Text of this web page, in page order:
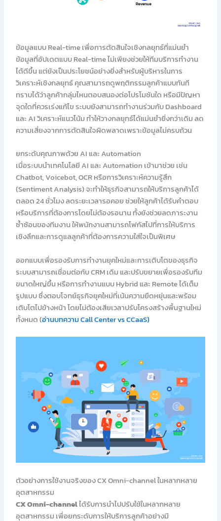
ข้อมูลแบบ Real-time เพื่อการตัดสินใจเชิงกลยุทธ์ที่แม่นยำ
ข้อมูลที่อัปเดตแบบ Real-time ไม่เพียงช่วยให้ทีมบริการทำงาน
ได้ดีขึ้น แต่ยังเป็นประโยชน์อย่างยิ่งสำหรับผู้บริหารในการ
วิเคราะห์เชิงกลยุทธ์ คุณสามารถดูพฤติกรรมลูกค้าแบบทันที
ทราบได้ว่าลูกค้ากลุ่มไหนตอบสนองต่อโปรโมชันใด หรือมีปัญหา
จุดใดที่ควรเร่งแก้ไข ระบบยังสามารถทำงานร่วมกับ Dashboard
และ AI วิเคราะห์แนวโน้ม ทำให้วางกลยุทธ์ได้แม่นยำยิ่งกว่าเดิม ลด
ความเสี่ยงจากการตัดสินใจผิดพลาดเพราะข้อมูลไม่ครบถ้วน
ยกระดับคุณภาพด้วย AI และ Automation
เมื่อระบบนำเทคโนโลยี AI และ Automation เข้ามาช่วย เช่น
Chatbot, Voicebot, OCR หรือการวิเคราะห์ความรู้สึก
(Sentiment Analysis) จะทำให้ธุรกิจสามารถให้บริการลูกค้าได้
ตลอด 24 ชั่วโมง ลดระยะเวลารอคอย ช่วยให้ลูกค้าได้รับคำตอบ
หรือบริการที่ต้องการโดยไม่ต้องรอนาน ทั้งยังช่วยลดภาระงาน
ซ้ำซ้อนของทีมงาน ให้พนักงานสามารถโฟกัสไปที่การให้บริการ
เชิงลึกและการดูแลลูกค้าที่ต้องการความใส่ใจเป็นพิเศษ
ออกแบบเพื่อรองรับการทำงานยุคใหม่และการเติบโตของธุรกิจ
ระบบสามารถเชื่อมต่อกับ CRM เดิม และปรับขยายเพื่อรองรับทีม
ขนาดใหญ่ขึ้น หรือการทำงานแบบ Hybrid และ Remote ได้เต็ม
รูปแบบ ซึ่งตอบโจทย์ธุรกิจยุคใหม่ที่เน้นความยืดหยุ่นและพร้อม
เติบโตไปข้างหน้า โดยไม่ต้องเสียเวลาปรับโครงสร้างพื้นฐานใหม่
ทั้งหมด (อ่านบทความ Call Center vs CCaaS)
ตัวอย่างการใช้งานจริงของ CX Omni-channel ในหลากหลาย
อุตสาหกรรม
CX Omni-channelได้รับการนำไปปรับใช้ในหลากหลาย
อุตสาหกรรม เพื่อยกระดับการให้บริการลูกค้าอย่างมี